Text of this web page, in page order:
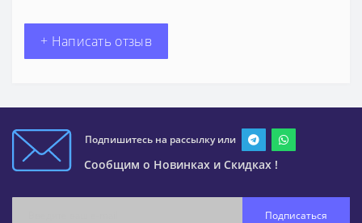
+ Написать отзыв
Подпишитесь на рассылку или
Сообщим о Новинках и Скидках !
Подписаться